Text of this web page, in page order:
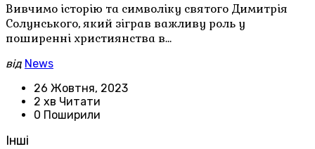
Вивчимо історію та символіку святого Димитрія
Солунського, який зіграв важливу роль у
поширенні християнства в…
від News
26 Жовтня, 2023
2 хв Читати
0 Поширили
Інші